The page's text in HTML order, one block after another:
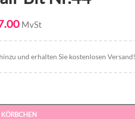
MvSt
und erhalten Sie kostenlosen Versand!
KÖRBCHEN